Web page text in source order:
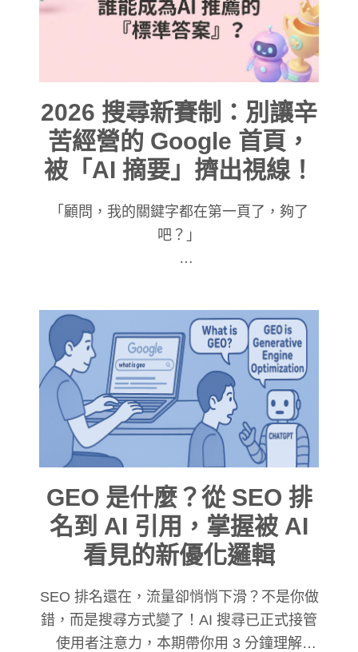
2026 搜尋新賽制：別讓辛
苦經營的 Google 首頁，
被「AI 摘要」擠出視線！
「顧問，我的關鍵字都在第一頁了，夠了
吧？」
為什麼我會這麼說？您可以試著把 2026年
的Google 搜尋結果，想像成您最熟悉的德
國 K 展（K show）或 CHINAPLAS 展覽
館，過去，只要您的 SEO 經營得好，您的
攤位就能擺在一樓大門口，但現在，Google
正在進行一場「黃金地段的霸佔計畫」。
GEO 是什麼？從 SEO 排
名到 AI 引用，掌握被 AI
看見的新優化邏輯
SEO 排名還在，流量卻悄悄下滑？不是你做
錯，而是搜尋方式變了！AI 搜尋已正式接管
使用者注意力，本期帶你用 3 分鐘理解